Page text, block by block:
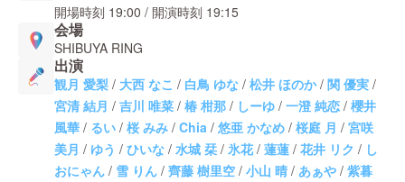
開場時刻 19:00 / 開演時刻 19:15
会場
SHIBUYA RING
出演
観月 愛梨 / 大西 なこ / 白鳥 ゆな / 松井 ほのか/ 関 優実 /
宮清 結月 / 吉川 唯菜 / 椿 柑那 / しーゆ / 一澄 純恋 / 櫻井
風華 / るい / 桜 みみ / Chia / 悠亜 かなめ / 桜庭 月 / 宮咲
美月 / ゆう / ひいな / 水城 栞 / 氷花/ 蓮蓮 / 花井 リク / し
おにゃん / 雪 りん / 齊藤 樹里空 / 小山 晴 / あぁや / 紫暮